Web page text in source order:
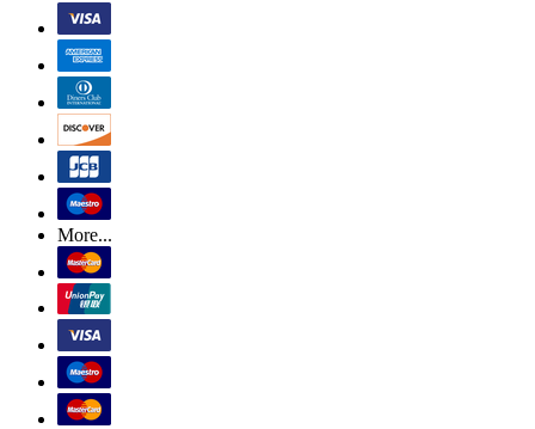
More...